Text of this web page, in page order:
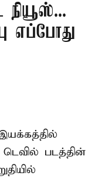
நியூஸ்...
எப்போது
படத்தின்